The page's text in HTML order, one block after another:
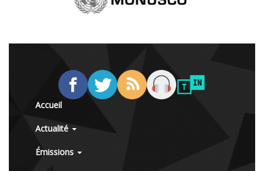
Accueil
Actualité
Émissions